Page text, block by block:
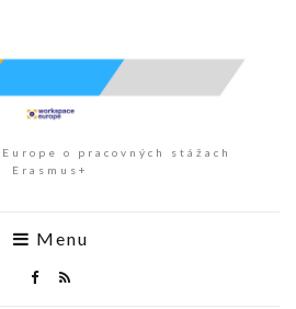
o pracovných stážach
Erasmus+
Menu